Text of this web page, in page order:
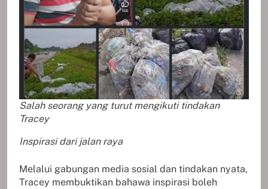
Salah seorang yang turut mengikuti tindakan
Tracey
Inspirasi dari jalan raya
Melalui gabungan media sosial dan tindakan nyata,
Tracey membuktikan bahawa inspirasi boleh